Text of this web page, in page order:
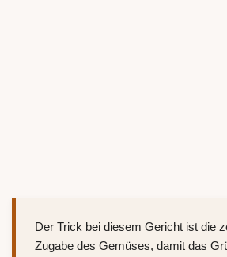
Der Trick bei diesem Gericht ist die
Zugabe des Gemüses, damit das